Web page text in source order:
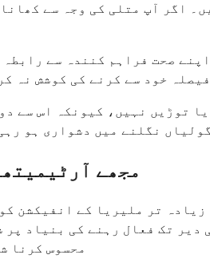
تقریباً 8 گھنٹے کے فاصلے پر رکھیں۔ اگر
صحت فراہم کنندہ سے
خود سے کرنے کی کوشش نہ
توڑیں نہیں، کیونکہ اس سے
نگلنے میں دشواری ہو
مجھے
تر ملیریا کے انفیکشن
تک فعال رہنے کی بنیاد
محسوس کرنا